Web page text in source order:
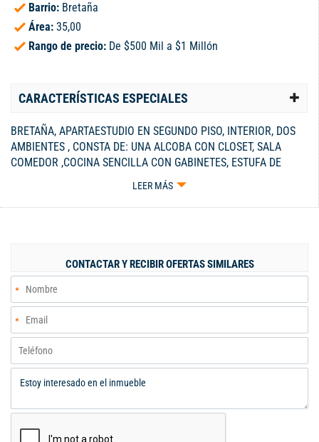
Barrio: Bretaña
Área: 35,00
Rango de precio: De $500 Mil a $1 Millón
CARACTERÍSTICAS ESPECIALES
BRETAÑA, APARTAESTUDIO EN SEGUNDO PISO, INTERIOR, DOS
AMBIENTES , CONSTA DE: UNA ALCOBA CON CLOSET, SALA
COMEDOR ,COCINA SENCILLA CON GABINETES, ESTUFA DE
MESA, BAÑO CON DIVISION EN ALUMINIO ACRILICO, ZONA DE
UBICADO , NO TIENE PARQUEADERO, SERVICIOS
LEER MÁS
CONTACTAR Y RECIBIR OFERTAS SIMILARES